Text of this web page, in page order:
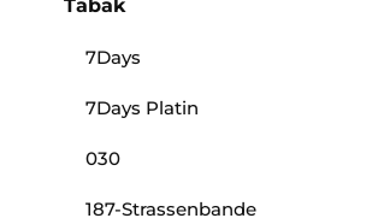
Tabak
7Days
7Days Platin
030
187-Strassenbande